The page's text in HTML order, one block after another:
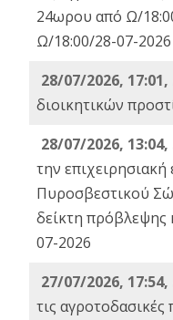
24ωρου από Ω/
Ω/18:00/28-07-2026
28/07/2026,
διοικητικών
28/07/2026,
την επιχειρησιακή
Πυροσβεστικού
δείκτη πρόβλεψης
07-2026
27/07/2026,
τις αγροτοδασικές